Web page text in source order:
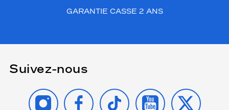
GARANTIE CASSE 2 ANS
Suivez-nous
INSTAGRAMFACEBOOK
TIKTOK YOUTUBE
X